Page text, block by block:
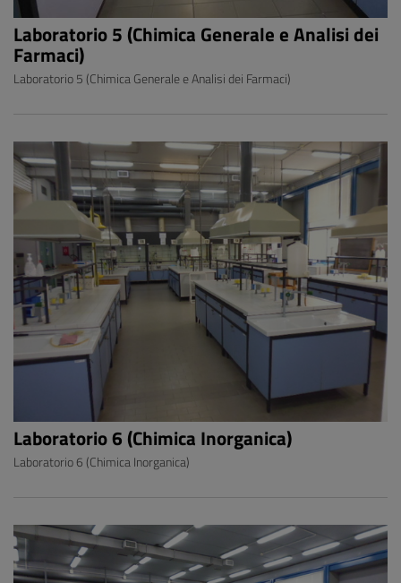
Laboratorio 5 (Chimica Generale e Analisi dei
Farmaci)
Laboratorio 5 (Chimica Generale e Analisi dei Farmaci)
Laboratorio 6 (Chimica Inorganica)
Laboratorio 6 (Chimica Inorganica)